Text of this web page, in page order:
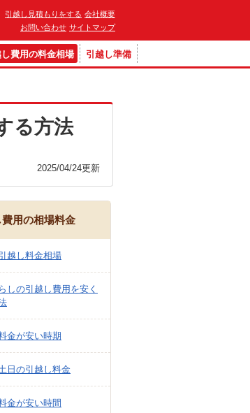
引越し見積もりをする 会社概要
お問い合わせ サイトマップ
し費用の料金相場 引越し準備
る方法
2025/04/24更新
用の相場料金
越し料金相場
しの引越し費用を安く
金が安い時期
日の引越し料金
金が安い時間